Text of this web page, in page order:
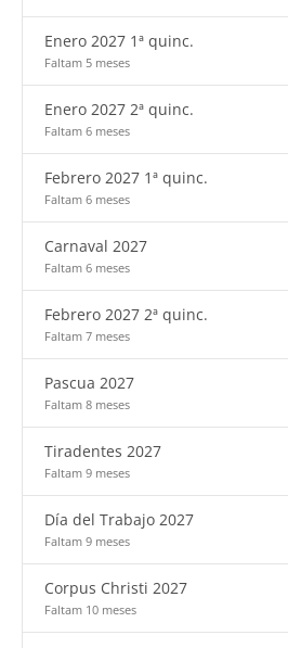
Enero 2027 1ª quinc.
Faltam 5 meses
Enero 2027 2ª quinc.
Faltam 6 meses
Febrero 2027 1ª quinc.
Faltam 6 meses
Carnaval 2027
Faltam 6 meses
Febrero 2027 2ª quinc.
Faltam 7 meses
Pascua 2027
Faltam 8 meses
Tiradentes 2027
Faltam 9 meses
Día del Trabajo 2027
Faltam 9 meses
Corpus Christi 2027
Faltam 10 meses